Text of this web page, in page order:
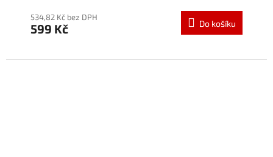
534,82 Kč bez DPH
599 Kč Do košíku